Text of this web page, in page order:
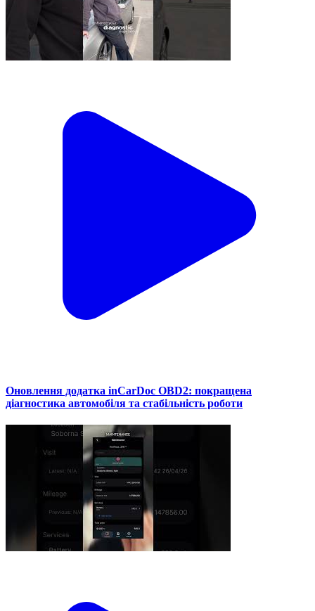
Оновлення додатка inCarDoc OBD2: покращена
діагностика автомобіля та стабільність роботи